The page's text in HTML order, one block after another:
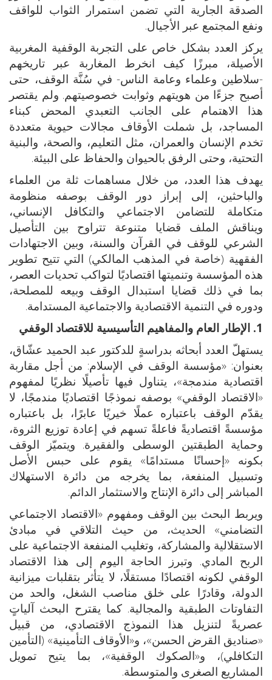
الصدقة الجارية التي تضمن استمرار الثواب للواقف
ونفع المجتمع عبر الأجيال.
يركز العدد بشكل خاص على التجربة الوقفية المغربية
الأصيلة، مبرزًا كيف انخرط المغاربة عبر تاريخهم
-سلاطين وعلماء وعامة الناس- في سُنَّة الوقف، حتى
أصبح جزءًا من هويتهم وثوابت خصوصيتهم. ولم يقتصر
هذا الاهتمام على الجانب التعبدي المحض كبناء
المساجد، بل شملت الأوقاف مجالات حيوية متعددة
تخدم الإنسان والعمران، مثل التعليم، والصحة، والبنية
التحتية، وحتى الرفق بالحيوان والحفاظ على البيئة.
يهدف هذا العدد، من خلال مساهمات ثلة من العلماء
والباحثين، إلى إبراز دور الوقف بوصفه منظومة
متكاملة للتضامن الاجتماعي والتكافل الإنساني،
ويناقش الملف قضايا متنوعة تتراوح بين التأصيل
الشرعي للوقف في القرآن والسنة، وبين الاجتهادات
الفقهية (خاصة في المذهب المالكي) التي تتيح تطوير
هذه المؤسسة وتنميتها اقتصاديًا لتواكب تحديات العصر،
بما في ذلك قضايا استبدال الوقف وبيعه للمصلحة،
ودوره في التنمية الاقتصادية والاجتماعية المستدامة.
1. الإطار العام والمفاهيم التأسيسية للاقتصاد الوقفي
يستهلّ العدد أبحاثه بدراسةٍ للدكتور عبد الحميد عشّاق،
بعنوان: «مؤسسة الوقف في الإسلام: من أجل مقاربة
اقتصادية مندمجة»، يتناول فيها تأصيلًا نظريًا لمفهوم
«الاقتصاد الوقفي» بوصفه نموذجًا اقتصاديًا مندمجًا، لا
يقدّم الوقف باعتباره عملًا خيريًا عابرًا، بل باعتباره
مؤسسةً اقتصاديةً فاعلةً تسهم في إعادة توزيع الثروة،
وحماية الطبقتين الوسطى والفقيرة. ويتميّز الوقف
بكونه «إحسانًا مستدامًا» يقوم على حبس الأصل
وتسبيل المنفعة، بما يخرجه من دائرة الاستهلاك
المباشر إلى دائرة الإنتاج والاستثمار الدائم.
ويربط البحث بين الوقف ومفهوم «الاقتصاد الاجتماعي
التضامني» الحديث، من حيث التلاقي في مبادئ
الاستقلالية والمشاركة، وتغليب المنفعة الاجتماعية على
الربح المادي. وتبرز الحاجة اليوم إلى هذا الاقتصاد
الوقفي لكونه اقتصادًا مستقلًا، لا يتأثر بتقلبات ميزانية
الدولة، وقادرًا على خلق مناصب الشغل، والحد من
التفاوتات الطبقية والمجالية. كما يقترح البحث آلياتٍ
عصريةً لتنزيل هذا النموذج الاقتصادي، من قبيل
«صناديق القرض الحسن»، و«الأوقاف التأمينية» (التأمين
التكافلي)، و«الصكوك الوقفية»، بما يتيح تمويل
المشاريع الصغرى والمتوسطة.